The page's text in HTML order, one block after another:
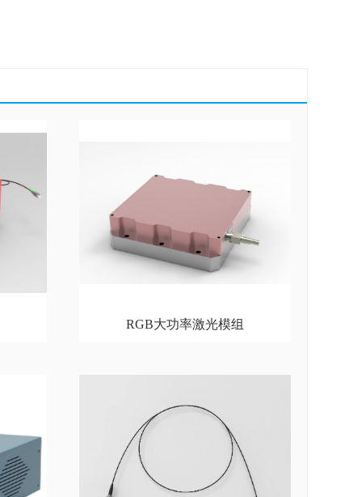
RGB大功率激光模组